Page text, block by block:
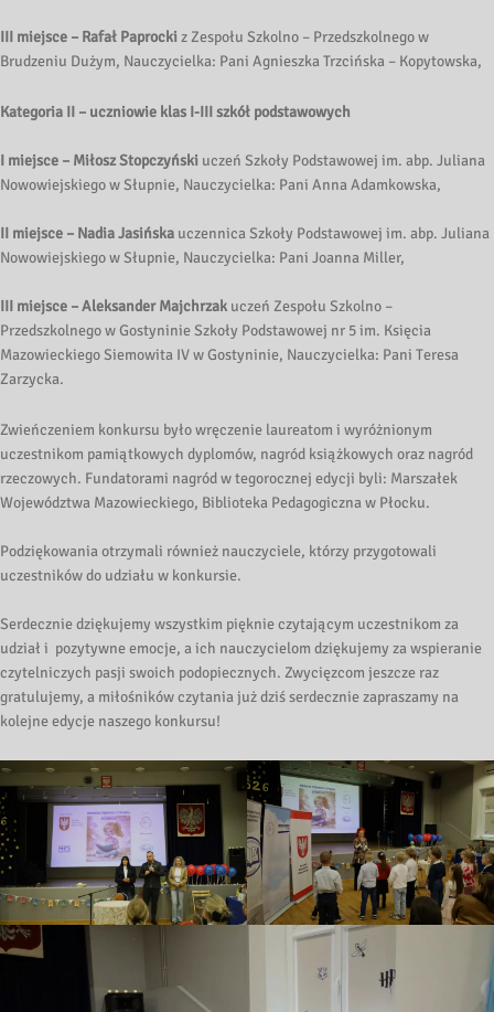
III miejsce – Rafał Paprocki z Zespołu Szkolno – Przedszkolnego w
Brudzeniu Dużym, Nauczycielka: Pani Agnieszka Trzcińska – Kopytowska,
Kategoria II – uczniowie klas I-III szkół podstawowych
I miejsce – Miłosz Stopczyński uczeń Szkoły Podstawowej im. abp. Juliana
Nowowiejskiego w Słupnie, Nauczycielka: Pani Anna Adamkowska,
II miejsce – Nadia Jasińska uczennica Szkoły Podstawowej im. abp. Juliana
Nowowiejskiego w Słupnie, Nauczycielka: Pani Joanna Miller,
III miejsce – Aleksander Majchrzak uczeń Zespołu Szkolno –
Przedszkolnego w Gostyninie Szkoły Podstawowej nr 5 im. Księcia
Mazowieckiego Siemowita IV w Gostyninie, Nauczycielka: Pani Teresa
Zarzycka.
Zwieńczeniem konkursu było wręczenie laureatom i wyróżnionym
uczestnikom pamiątkowych dyplomów, nagród książkowych oraz nagród
rzeczowych. Fundatorami nagród w tegorocznej edycji byli: Marszałek
Województwa Mazowieckiego, Biblioteka Pedagogiczna w Płocku.
Podziękowania otrzymali również nauczyciele, którzy przygotowali
uczestników do udziału w konkursie.
Serdecznie dziękujemy wszystkim pięknie czytającym uczestnikom za
udział i pozytywne emocje, a ich nauczycielom dziękujemy za wspieranie
czytelniczych pasji swoich podopiecznych. Zwycięzcom jeszcze raz
gratulujemy, a miłośników czytania już dziś serdecznie zapraszamy na
kolejne edycje naszego konkursu!